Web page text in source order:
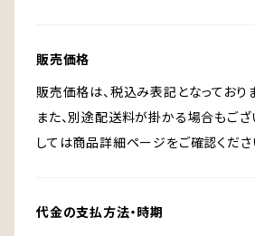
販売価格
販売価格は、税込み表記となっておりま
また、別途配送料が掛かる場合もござ
しては商品詳細ページをご確認くださ
代金の支払方法・時期